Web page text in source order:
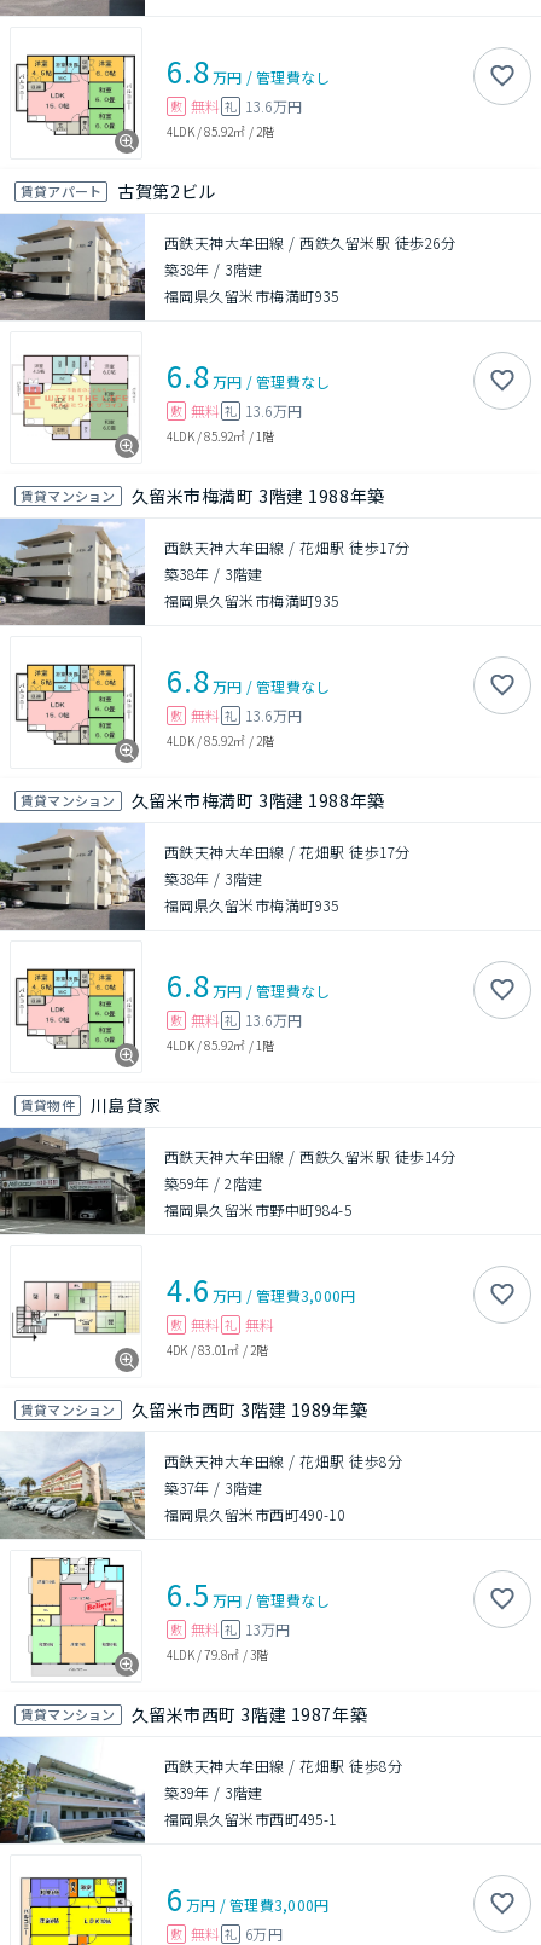
6.8万円 /管理費なし
敷 無料 礼 13.6万円
4LDK/85.92㎡ / 2階
賃貸アパート 古賀第2ビル
西鉄天神大牟田線 / 西鉄久留米駅 徒歩26分
築38年 / 3階建
福岡県久留米市梅満町935
6.8万円 /管理費なし
敷 無料 礼 13.6万円
4LDK/85.92㎡ / 1階
賃貸マンション 久留米市梅満町 3階建 1988年築
西鉄天神大牟田線 / 花畑駅 徒歩17分
築38年 / 3階建
福岡県久留米市梅満町935
6.8万円 /管理費なし
敷 無料 礼 13.6万円
4LDK/85.92㎡ / 2階
賃貸マンション 久留米市梅満町 3階建 1988年築
西鉄天神大牟田線 / 花畑駅 徒歩17分
築38年 / 3階建
福岡県久留米市梅満町935
6.8万円 /管理費なし
敷 無料 礼 13.6万円
4LDK/85.92㎡ / 1階
賃貸物件 川島貸家
西鉄天神大牟田線 / 西鉄久留米駅 徒歩14分
築59年 /2階建
福岡県久留米市野中町984-5
4.6 万円 /管理費3,000円
敷 無料 礼 無料
4DK /83.01㎡ / 2階
賃貸マンション 久留米市西町 3階建 1989年築
西鉄天神大牟田線 / 花畑駅 徒歩8分
築37年 / 3階建
福岡県久留米市西町490-10
6.5 万円 /管理費なし
敷 無料 礼 13万円
4LDK/79.8㎡ /3階
賃貸マンション 久留米市西町 3階建 1987年築
西鉄天神大牟田線 / 花畑駅 徒歩8分
築39年 / 3階建
福岡県久留米市西町495-1
6 万円 /管理費3,000円
敷 無料 礼 6万円